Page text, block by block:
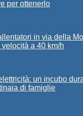
per ottenerlo
in via della
velocità a 40 km/h
un incubo
di famiglie